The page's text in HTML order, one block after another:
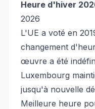
Heure d'hiver
2026
L'UE a voté en
changement
œuvre a été
Luxembourg
jusqu'à nouvelle
Meilleure heure